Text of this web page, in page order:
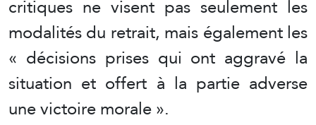
critiques ne visent pas seulement les
modalités du retrait, mais également les
« décisions prises qui ont aggravé la
situation et offert à la partie adverse
une victoire morale ».